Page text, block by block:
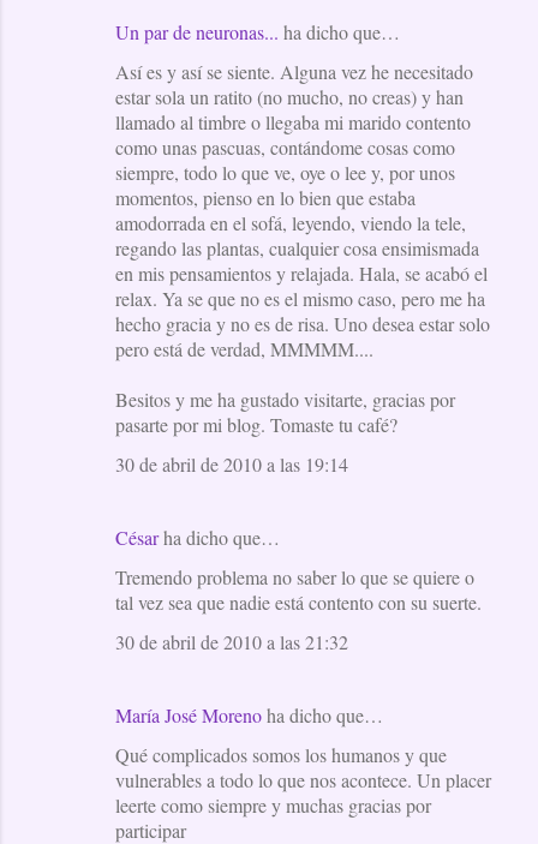
Un par de neuronas... ha dicho que…
Así es y así se siente. Alguna vez he necesitado
estar sola un ratito (no mucho, no creas) y han
llamado al timbre o llegaba mi marido contento
como unas pascuas, contándome cosas como
siempre, todo lo que ve, oye o lee y, por unos
momentos, pienso en lo bien que estaba
amodorrada en el sofá, leyendo, viendo la tele,
regando las plantas, cualquier cosa ensimismada
en mis pensamientos y relajada. Hala, se acabó el
relax. Ya se que no es el mismo caso, pero me ha
hecho gracia y no es de risa. Uno desea estar solo
pero está de verdad, MMMMM....
Besitos y me ha gustado visitarte, gracias por
pasarte por mi blog. Tomaste tu café?
30 de abril de 2010 a las 19:14
Césarha dicho que…
Tremendo problema no saber lo que se quiere o
tal vez sea que nadie está contento con su suerte.
30 de abril de 2010 a las 21:32
María José Morenoha dicho que…
Qué complicados somos los humanos y que
vulnerables a todo lo que nos acontece. Un placer
leerte como siempre y muchas gracias por
participar